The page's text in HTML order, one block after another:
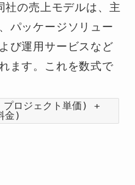
社の売上モデルは、主
パッケージソリュー
び運用サービスなど
ます。これを数式で
ロジェクト単価) +
金)